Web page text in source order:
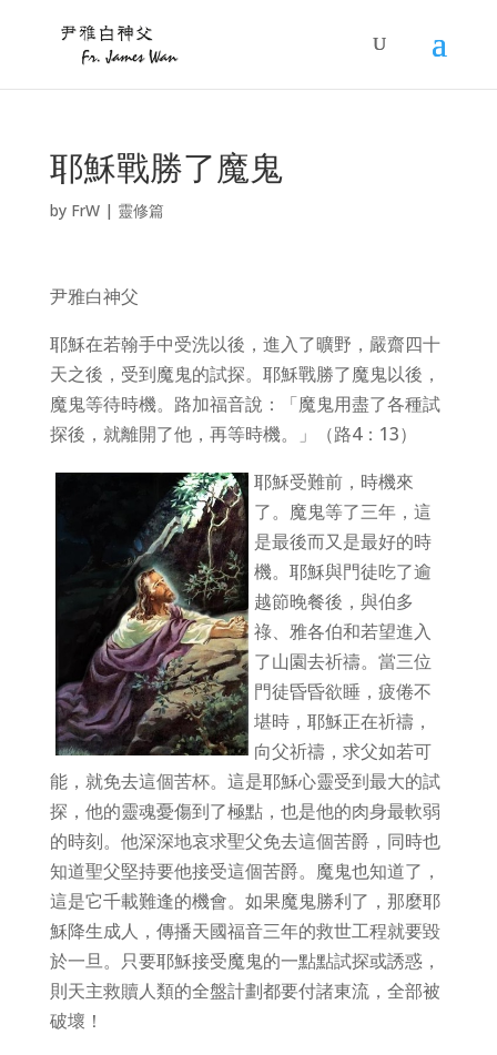
耶穌戰勝了魔鬼
by FrW| 靈修篇
尹雅白神父
耶穌在若翰手中受洗以後，進入了曠野，嚴齋四十
天之後，受到魔鬼的試探。耶穌戰勝了魔鬼以後，
魔鬼等待時機。路加福音說：「魔鬼用盡了各種試
探後，就離開了他，再等時機。」（路4：13）
耶穌受難前，時機來
了。魔鬼等了三年，這
是最後而又是最好的時
機。耶穌與門徒吃了逾
越節晚餐後，與伯多
祿、雅各伯和若望進入
了山園去祈禱。當三位
門徒昏昏欲睡，疲倦不
堪時，耶穌正在祈禱，
向父祈禱，求父如若可
能，就免去這個苦杯。這是耶穌心靈受到最大的試
探，他的靈魂憂傷到了極點，也是他的肉身最軟弱
的時刻。他深深地哀求聖父免去這個苦爵，同時也
知道聖父堅持要他接受這個苦爵。魔鬼也知道了，
這是它千載難逢的機會。如果魔鬼勝利了，那麼耶
穌降生成人，傳播天國福音三年的救世工程就要毀
於一旦。只要耶穌接受魔鬼的一點點試探或誘惑，
則天主救贖人類的全盤計劃都要付諸東流，全部被
破壞！